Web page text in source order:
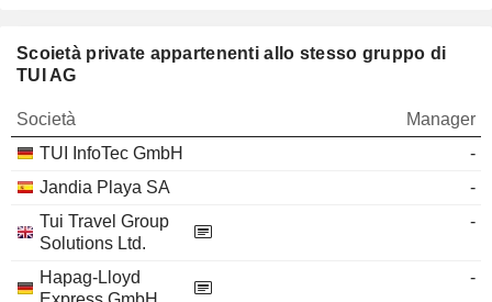
Scoietà private appartenenti allo stesso gruppo di
TUI AG
Società
Manager
TUI InfoTec GmbH
-
Jandia Playa SA
-
Tui Travel Group
Solutions Ltd.
-
Hapag-Lloyd
-